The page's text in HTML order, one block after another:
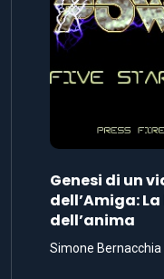
Genesi di un
dell’Amiga:
dell’anima
Simone Bernacchia